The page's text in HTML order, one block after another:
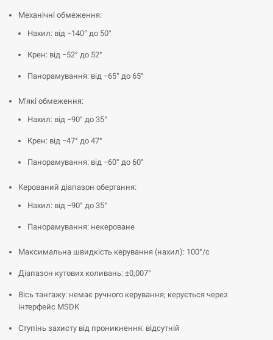
Механічні обмеження:
Нахил: від −140° до 50°
Крен: від −52° до 52°
Панорамування: від −65° до 65°
М'які обмеження:
Нахил: від −90° до 35°
Крен: від −47° до 47°
Панорамування: від −60° до 60°
Керований діапазон обертання:
Нахил: від −90° до 35°
Панорамування: некероване
Максимальна швидкість керування (нахил): 100°/с
Діапазон кутових коливань: ±0,007°
Вісь тангажу: немає ручного керування; керується через
інтерфейс MSDK
Ступінь захисту від проникнення: відсутній